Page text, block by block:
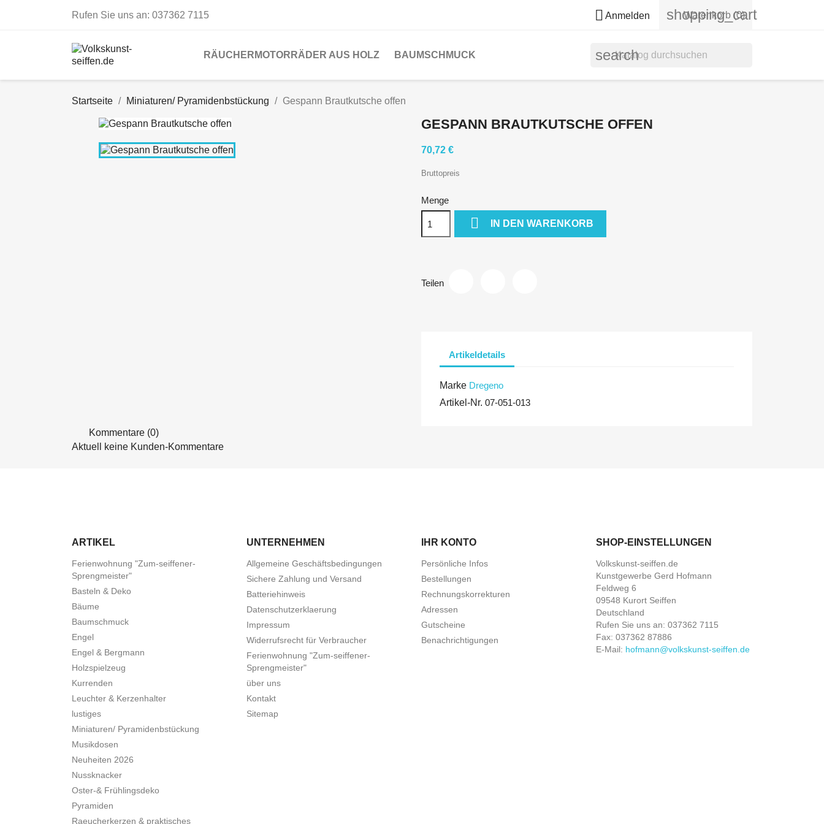
Rufen Sie uns an: 037362 7115  Anmelden shopping_cart
Warenkorb (0)
search
RÄUCHERMOTORRÄDER AUS HOLZ BAUMSCHMUCK
Startseite Miniaturen/ Pyramidenbstückung Gespann Brautkutsche offen
GESPANN BRAUTKUTSCHE OFFEN
70,72 €
Bruttopreis
Menge
 IN DEN WARENKORB
Teilen
Artikeldetails
Marke Dregeno
Artikel-Nr. 07-051-013
Kommentare (0)
Aktuell keine Kunden-Kommentare
ARTIKEL
Ferienwohnung "Zum-seiffener-
Sprengmeister"
Basteln & Deko
Bäume
Baumschmuck
Engel
Engel & Bergmann
Holzspielzeug
Kurrenden
Leuchter & Kerzenhalter
lustiges
Miniaturen/ Pyramidenbstückung
Musikdosen
Neuheiten 2026
Nussknacker
Oster-& Frühlingsdeko
Pyramiden
Raeucherkerzen & praktisches
UNTERNEHMEN
Allgemeine Geschäftsbedingungen
Sichere Zahlung und Versand
Batteriehinweis
Datenschutzerklaerung
Impressum
Widerrufsrecht für Verbraucher
Ferienwohnung "Zum-seiffener-
Sprengmeister"
über uns
Kontakt
Sitemap
IHR KONTO
Persönliche Infos
Bestellungen
Rechnungskorrekturen
Adressen
Gutscheine
Benachrichtigungen
SHOP-EINSTELLUNGEN
Volkskunst-seiffen.de
Kunstgewerbe Gerd Hofmann
Feldweg 6
09548 Kurort Seiffen
Deutschland
Rufen Sie uns an: 037362 7115
Fax: 037362 87886
E-Mail: hofmann@volkskunst-seiffen.de